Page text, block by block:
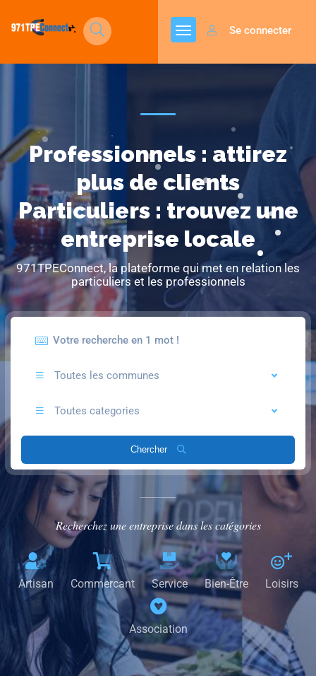
Se connecter
Professionnels : attirez
plus de clients
Particuliers : trouvez une
entreprise locale
971TPEConnect, la plateforme qui met en relation les
particuliers et les professionnels
Toutes les communes
Toutes categories
Chercher
Recherchez une entreprise dans les catégories
Artisan Commercant Service Bien-Être Loisirs
Association